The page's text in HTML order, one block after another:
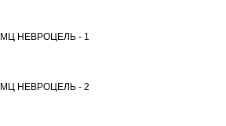
МЦ НЕВРОЦЕЛЬ - 1
МЦ НЕВРОЦЕЛЬ - 2